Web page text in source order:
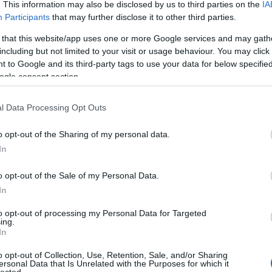
This information may also be disclosed by us to third parties on the
Participants that may further disclose it to other third parties.
that this website/app uses one or more Google services and may
but not limited to your visit or usage behaviour. You may
to Google and its third-party tags to use your data for below
consent section.
Data Processing Opt Outs
opt-out of the Sharing of my personal data.
opt-out of the Sale of my Personal Data.
opt-out of processing my Personal Data for Targeted
opt-out of Collection, Use, Retention, Sale, and/or Sharing
Data that Is Unrelated with the Purposes for which it
Gellért
Royal
Jászai
Kálvin
Kolbász